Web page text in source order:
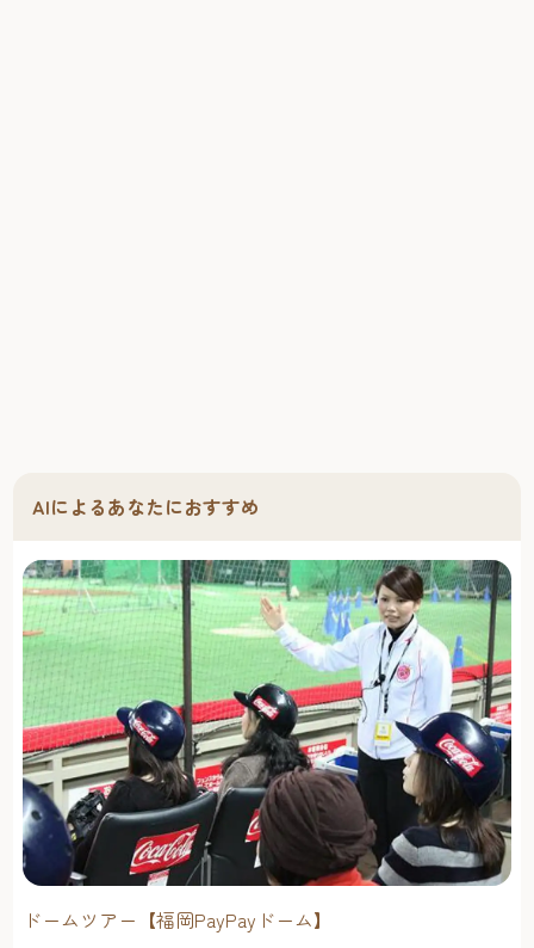
AIによるあなたにおすすめ
ドームツアー【福岡PayPayドーム】